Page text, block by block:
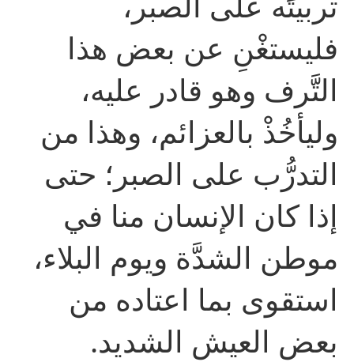
فليستغْنِ عن بعض هذا
التَّرف وهو قادر عليه،
وليأخُذْ بالعزائم، وهذا من
التدرُّب على الصبر؛ حتى
إذا كان الإنسان منا في
موطن الشدَّة ويوم البلاء،
استقوى بما اعتاده من
بعض العيش الشديد.